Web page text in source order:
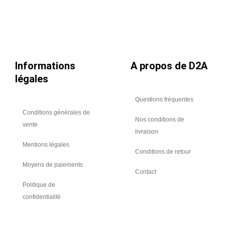
Informations
légales
Conditions générales de
vente
Mentions légales
Moyens de paiements
Politique de
confidentialité
A propos de D2A
Questions fréquentes
Nos conditions de
livraison
Conditions de retour
Contact